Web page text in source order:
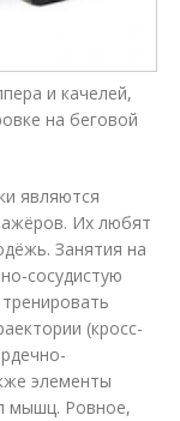
и качелей,
на беговой
являются
Их любят
Занятия на
сосудистую
(кросс-
элементы
мышц. Ровное,